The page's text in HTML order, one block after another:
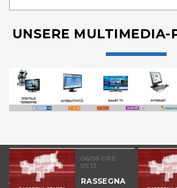
UNSERE MULTIMEDIA-
06/08 ORE:
05.13
RASSEGNA